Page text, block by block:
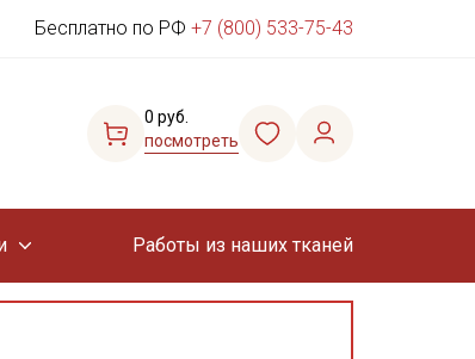
Бесплатно по РФ +7 (800) 533-75-43
0 руб.
посмотреть
Работы из наших тканей